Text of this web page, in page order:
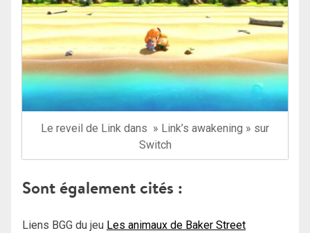
Le reveil de Link dans » Link’s awakening » sur
Switch
Sont également cités :
Liens BGG du jeu Les animaux de Baker Street